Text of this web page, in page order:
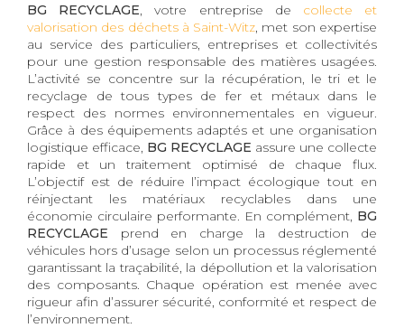
BG RECYCLAGE, votre entreprise de collecte et
valorisation des déchets à Saint-Witz, met son expertise
au service des particuliers, entreprises et collectivités
pour une gestion responsable des matières usagées.
L’activité se concentre sur la récupération, le tri et le
recyclage de tous types de fer et métaux dans le
respect des normes environnementales en vigueur.
Grâce à des équipements adaptés et une organisation
logistique efficace, BG RECYCLAGE assure une collecte
rapide et un traitement optimisé de chaque flux.
L’objectif est de réduire l’impact écologique tout en
réinjectant les matériaux recyclables dans une
économie circulaire performante. En complément, BG
RECYCLAGE prend en charge la destruction de
véhicules hors d’usage selon un processus réglementé
garantissant la traçabilité, la dépollution et la valorisation
des composants. Chaque opération est menée avec
rigueur afin d’assurer sécurité, conformité et respect de
l’environnement.